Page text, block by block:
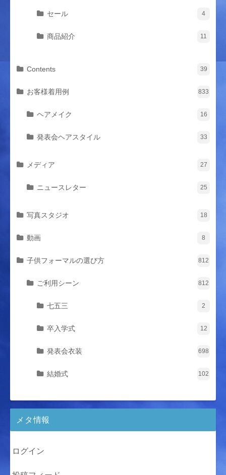
セール 4
商品紹介 11
Contents 39
お客様着用例 833
ヘアメイク 16
発表会ヘアスタイル 33
メディア 27
ニュースレター 25
写真スタジオ 18
動画 8
子供フォーマルの選び方 812
ご利用シーン 812
七五三 2
卒入学式 12
発表会衣装 698
結婚式 102
メタ情報
ログイン